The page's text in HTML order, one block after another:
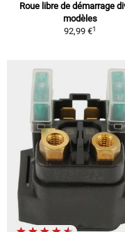
Roue libre de démarrage
modèles
92,99 €1